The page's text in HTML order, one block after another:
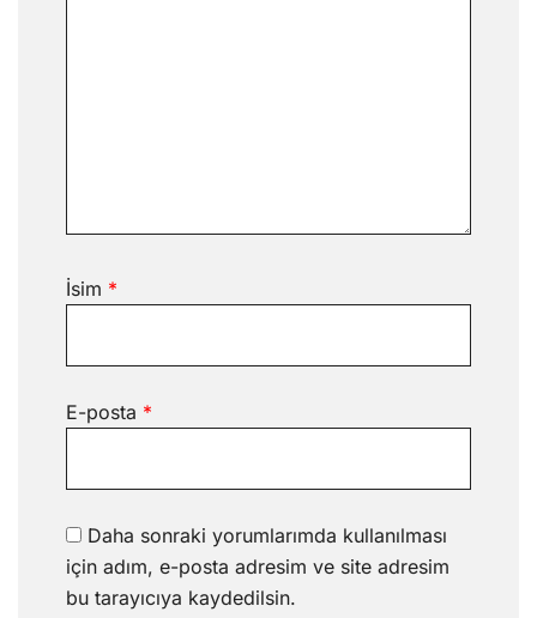
İsim *
E-posta *
Daha sonraki yorumlarımda kullanılması
için adım, e-posta adresim ve site adresim
bu tarayıcıya kaydedilsin.